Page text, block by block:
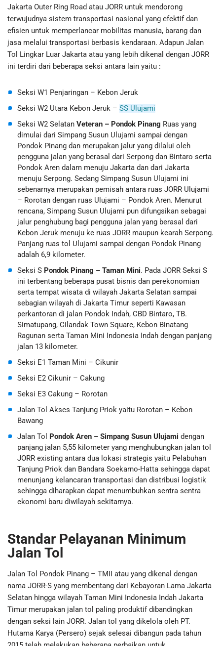
Jakarta Outer Ring Road atau JORR untuk mendorong
terwujudnya sistem transportasi nasional yang efektif dan
efisien untuk memperlancar mobilitas manusia, barang dan
jasa melalui transportasi berbasis kendaraan. Adapun Jalan
Tol Lingkar Luar Jakarta atau yang lebih dikenal dengan JORR
ini terdiri dari beberapa seksi antara lain yaitu :
Seksi W1 Penjaringan – Kebon Jeruk
Seksi W2 Utara Kebon Jeruk – SS Ulujami
Seksi W2 Selatan Veteran – Pondok Pinang Ruas yang
dimulai dari Simpang Susun Ulujami sampai dengan
Pondok Pinang dan merupakan jalur yang dilalui oleh
pengguna jalan yang berasal dari Serpong dan Bintaro serta
Pondok Aren dalam menuju Jakarta dan dari Jakarta
menuju Serpong. Sedang Simpang Susun Ulujami ini
sebenarnya merupakan pemisah antara ruas JORR Ulujami
– Rorotan dengan ruas Ulujami – Pondok Aren. Menurut
rencana, Simpang Susun Ulujami pun difungsikan sebagai
jalur penghubung bagi pengguna jalan yang berasal dari
Kebon Jeruk menuju ke ruas JORR maupun kearah Serpong.
Panjang ruas tol Ulujami sampai dengan Pondok Pinang
adalah 6,9 kilometer.
Seksi S Pondok Pinang – Taman Mini. Pada JORR Seksi S
ini terbentang beberapa pusat bisnis dan perekonomian
serta tempat wisata di wilayah Jakarta Selatan sampai
sebagian wilayah di Jakarta Timur seperti Kawasan
perkantoran di jalan Pondok Indah, CBD Bintaro, TB.
Simatupang, Cilandak Town Square, Kebon Binatang
Ragunan serta Taman Mini Indonesia Indah dengan panjang
jalan 13 kilometer.
Seksi E1 Taman Mini – Cikunir
Seksi E2 Cikunir – Cakung
Seksi E3 Cakung – Rorotan
Jalan Tol Akses Tanjung Priok yaitu Rorotan – Kebon
Bawang
Jalan Tol Pondok Aren – Simpang Susun Ulujami dengan
panjang jalan 5,55 kilometer yang menghubungkan jalan tol
JORR existing antara dua lokasi strategis yaitu Pelabuhan
Tanjung Priok dan Bandara Soekarno-Hatta sehingga dapat
menunjang kelancaran transportasi dan distribusi logistik
sehingga diharapkan dapat menumbuhkan sentra sentra
ekonomi baru diwilayah sekitarnya.
Standar Pelayanan Minimum
Jalan Tol
Jalan Tol Pondok Pinang – TMII atau yang dikenal dengan
nama JORR-S yang membentang dari Kebayoran Lama Jakarta
Selatan hingga wilayah Taman Mini Indonesia Indah Jakarta
Timur merupakan jalan tol paling produktif dibandingkan
dengan seksi lain JORR. Jalan tol yang dikelola oleh PT.
Hutama Karya (Persero) sejak selesai dibangun pada tahun